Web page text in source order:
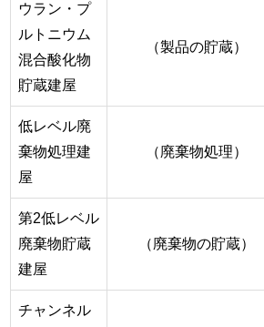
ウラン・プ
ルトニウム
混合酸化物
貯蔵建屋
（製品の貯蔵）
低レベル廃
棄物処理建
屋
（廃棄物処理）
第2低レベル
廃棄物貯蔵
建屋
（廃棄物の貯蔵）
チャンネル